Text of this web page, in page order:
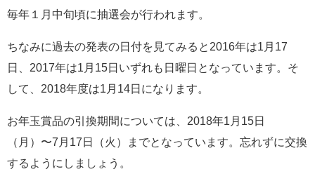
毎年１月中旬頃に抽選会が行われます。
ちなみに過去の発表の日付を見てみると2016年は1月17
日、2017年は1月15日いずれも日曜日となっています。そ
して、2018年度は1月14日になります。
お年玉賞品の引換期間については、2018年1月15日
（月）〜7月17日（火）までとなっています。忘れずに交換
するようにしましょう。